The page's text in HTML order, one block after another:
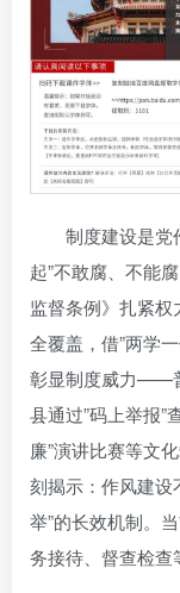
制度建设是党
起”不敢腐、不能
监督条例》扎紧权
全覆盖，借”两学
彰显制度威力——
县通过”码上举报”
廉”演讲比赛等文
刻揭示：作风建设
举”的长效机制。
务接待、督查检查